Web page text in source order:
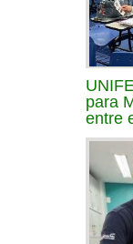
para
entre